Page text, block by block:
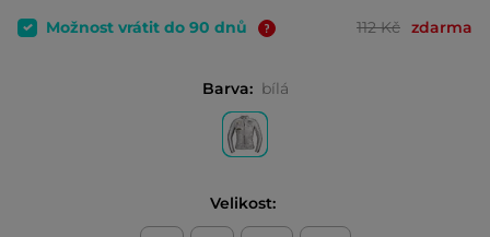
Možnost vrátit do 90 dnů 112 Kč zdarma
Barva: bílá
Velikost: